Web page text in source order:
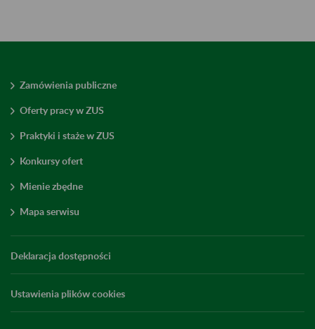
Zamówienia publiczne
Oferty pracy w ZUS
Praktyki i staże w ZUS
Konkursy ofert
Mienie zbędne
Mapa serwisu
Deklaracja dostępności
Ustawienia plików cookies